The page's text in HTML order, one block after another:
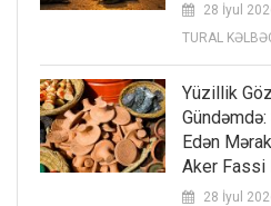
28 İyul
TURAL
Yüzillik
Edən
Aker Fassi
28 İyul